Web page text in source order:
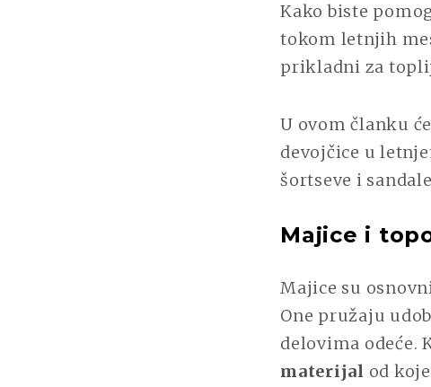
Kako biste
tokom letnjih
prikladni za
U ovom članku
devojčice u
šortseve i
Majice i
Majice su
One pružaju
delovima odeće.
materijal od